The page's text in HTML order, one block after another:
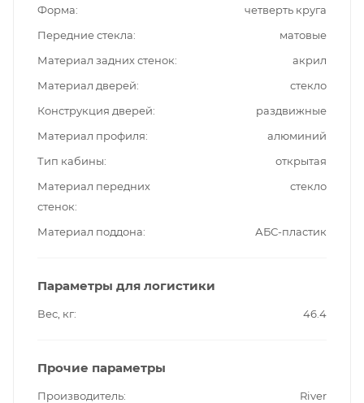
Форма
четверть круга
Передние стекла
матовые
Материал задних стенок
акрил
Материал дверей
стекло
Конструкция дверей
раздвижные
Материал профиля
алюминий
Тип кабины
открытая
Материал передних
стенок
стекло
Материал поддона АБС-пластик
Параметры для логистики
Вес, кг 46.4
Прочие параметры
Производитель
River